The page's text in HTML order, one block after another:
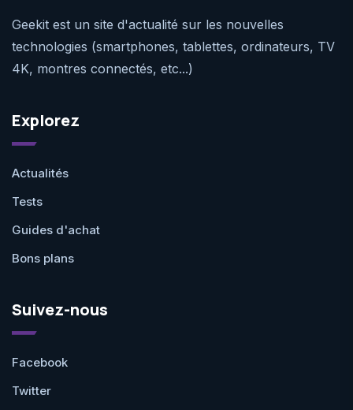
Geekit est un site d'actualité sur les nouvelles
technologies (smartphones, tablettes, ordinateurs, TV
4K, montres connectés, etc...)
Explorez
Actualités
Tests
Guides d'achat
Bons plans
Suivez-nous
Facebook
Twitter